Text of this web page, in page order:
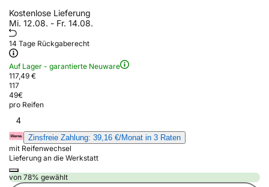
Kostenlose Lieferung
Mi. 12.08. - Fr. 14.08.
14 Tage Rückgaberecht
Auf Lager - garantierte Neuware
117,49 €
117
49€
pro Reifen
4
Zinsfreie Zahlung: 39,16 €/Monat in 3 Raten
mit Reifenwechsel
Lieferung an die Werkstatt
von 78% gewählt